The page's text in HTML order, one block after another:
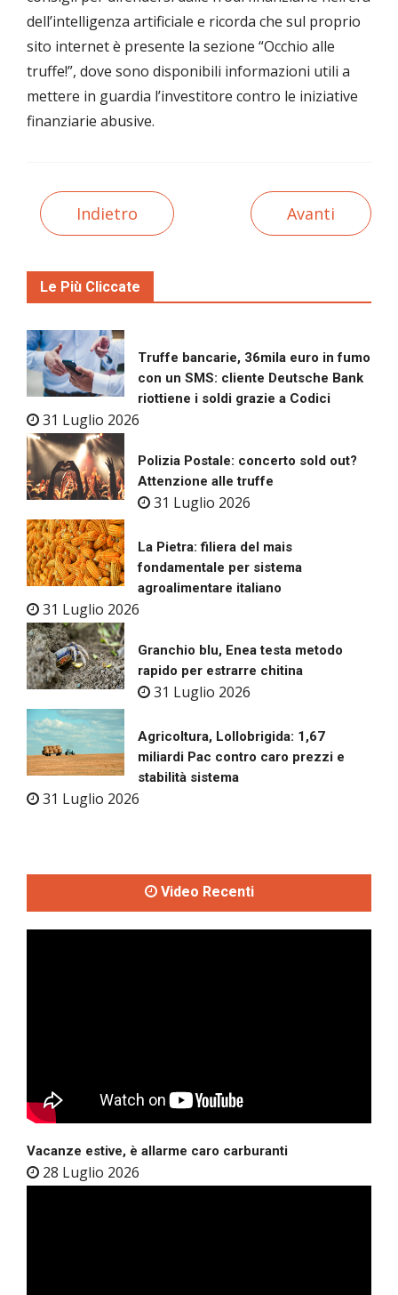
dell’intelligenza artificiale e ricorda che sul proprio
sito internet è presente la sezione “Occhio alle
truffe!”, dove sono disponibili informazioni utili a
mettere in guardia l’investitore contro le iniziative
finanziarie abusive.
Indietro Avanti
Le Più Cliccate
Truffe bancarie, 36mila euro in fumo
con un SMS: cliente Deutsche Bank
riottiene i soldi grazie a Codici
31 Luglio 2026
Polizia Postale: concerto sold out?
Attenzione alle truffe
31 Luglio 2026
La Pietra: filiera del mais
fondamentale per sistema
agroalimentare italiano
31 Luglio 2026
Granchio blu, Enea testa metodo
rapido per estrarre chitina
31 Luglio 2026
Agricoltura, Lollobrigida: 1,67
miliardi Pac contro caro prezzi e
stabilità sistema
31 Luglio 2026
Video Recenti
Vacanze estive, è allarme caro carburanti
28 Luglio 2026